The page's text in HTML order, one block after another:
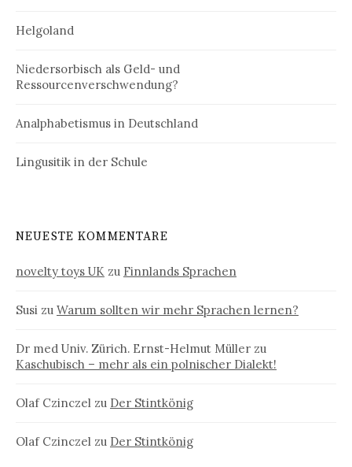
Helgoland
Niedersorbisch als Geld- und
Ressourcenverschwendung?
Analphabetismus in Deutschland
Lingusitik in der Schule
NEUESTE KOMMENTARE
novelty toys UK zu Finnlands Sprachen
Susi zu Warum sollten wir mehr Sprachen lernen?
Dr med Univ. Zürich. Ernst-Helmut Müller zu
Kaschubisch – mehr als ein polnischer Dialekt!
Olaf Czinczel zu Der Stintkönig
Olaf Czinczel zu Der Stintkönig